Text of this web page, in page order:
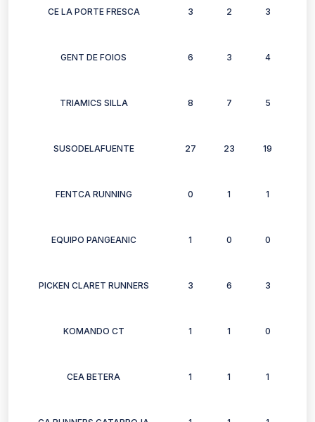
CE LA PORTE FRESCA 3 2 3
GENT DE FOIOS 6 3 4
TRIAMICS SILLA 8 7 5
SUSODELAFUENTE 27 23 19
FENTCA RUNNING 0 1 1
EQUIPO PANGEANIC 1 0 0
PICKEN CLARET RUNNERS 3 6 3
KOMANDO CT 1 1 0
CEA BETERA 1 1 1